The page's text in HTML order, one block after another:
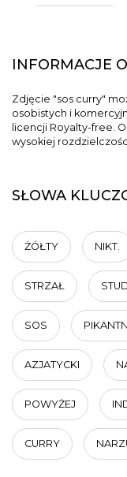
INFORMACJE
Zdjęcie "sos curry"
osobistych i
licencji Royalty-free.
wysokiej
SŁOWA
ŻÓŁTY NIKT.
STRZAŁ
SOS
AZJATYCKI
POWYŻEJ
CURRY